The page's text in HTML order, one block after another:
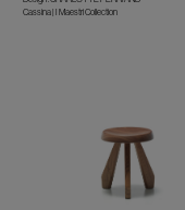
Cassina | I Maestri Collection